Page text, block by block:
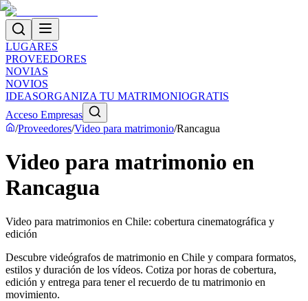
LUGARES
PROVEEDORES
NOVIAS
NOVIOS
IDEASORGANIZA TU MATRIMONIOGRATIS
Acceso Empresas
/Proveedores/Video para matrimonio/Rancagua
Video para matrimonio en
Rancagua
Video para matrimonios en Chile: cobertura cinematográfica y
edición
Descubre videógrafos de matrimonio en Chile y compara formatos,
estilos y duración de los vídeos. Cotiza por horas de cobertura,
edición y entrega para tener el recuerdo de tu matrimonio en
movimiento.